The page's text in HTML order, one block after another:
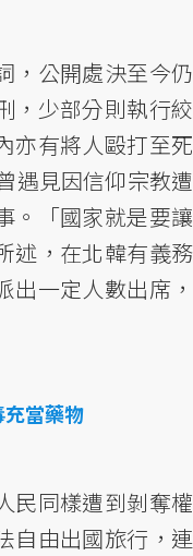
，公開處決至今仍
，少部分則執行絞
亦有將人毆打至死
遇見因信仰宗教遭
。「國家就是要讓
述，在北韓有義務
出一定人數出席，
當藥物
民同樣遭到剝奪權
自由出國旅行，連